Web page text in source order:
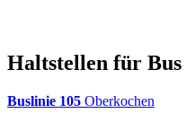
Haltstellen für Bus
Buslinie 105 Oberkochen